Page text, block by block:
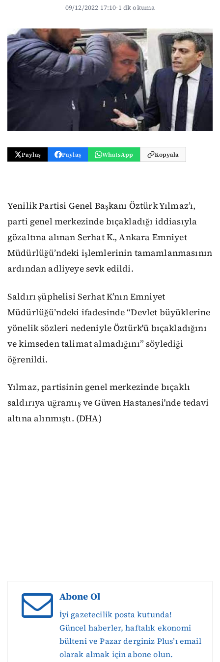
09/12/2022 17:10·1 dk okuma
Paylaş Paylaş WhatsApp Kopyala
Yenilik Partisi Genel Başkanı Öztürk Yılmaz’ı,
parti genel merkezinde bıçakladığı iddiasıyla
gözaltına alınan Serhat K., Ankara Emniyet
Müdürlüğü’ndeki işlemlerinin tamamlanmasının
ardından adliyeye sevk edildi.
Saldırı şüphelisi Serhat K’nın Emniyet
Müdürlüğü’ndeki ifadesinde “Devlet büyüklerine
yönelik sözleri nedeniyle Öztürk'ü bıçakladığını
ve kimseden talimat almadığını” söylediği
öğrenildi.
Yılmaz, partisinin genel merkezinde bıçaklı
saldırıya uğramış ve Güven Hastanesi'nde tedavi
altına alınmıştı. (DHA)
Abone Ol
İyi gazetecilik posta kutunda!
Güncel haberler, haftalık ekonomi
bülteni ve Pazar derginiz Plus’ı email
olarak almak için abone olun.